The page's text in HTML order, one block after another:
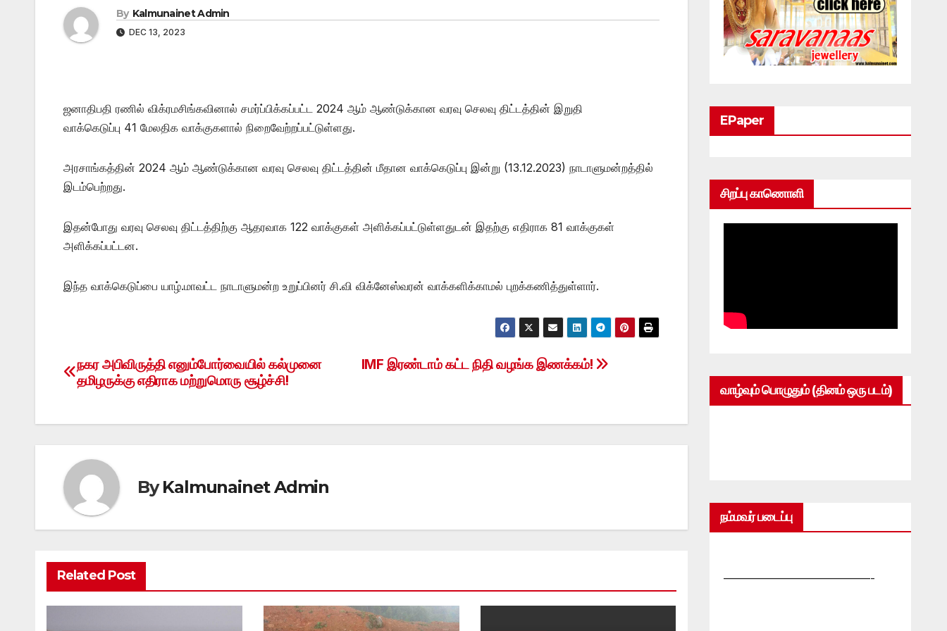
By Kalmunainet Admin
DEC 13, 2023
ஜனாதிபதி ரணில் விக்ரமசிங்கவினால் சமர்ப்பிக்கப்பட்ட 2024 ஆம் ஆண்டுக்கான வரவு செலவு திட்டத்தின் இறுதி
வாக்கெடுப்பு 41 மேலதிக வாக்குகளால் நிறைவேற்றப்பட்டுள்ளது.
அரசாங்கத்தின் 2024 ஆம் ஆண்டுக்கான வரவு செலவு திட்டத்தின் மீதான வாக்கெடுப்பு இன்று (13.12.2023) நாடாளுமன்றத்தில்
இடம்பெற்றது.
இதன்போது வரவு செலவு திட்டத்திற்கு ஆதரவாக 122 வாக்குகள் அளிக்கப்பட்டுள்ளதுடன் இதற்கு எதிராக 81 வாக்குகள்
அளிக்கப்பட்டன.
இந்த வாக்கெடுப்பை யாழ்.மாவட்ட நாடாளுமன்ற உறுப்பினர் சி.வி விக்னேஸ்வரன் வாக்களிக்காமல் புறக்கணித்துள்ளார்.
Post
navigation
IMF இரண்டாம் கட்ட நிதி வழங்க இணக்கம்!
நகர அபிவிருத்தி எனும்போர்வையில் கல்முனை
தமிழருக்கு எதிராக மற்றுமொரு சூழ்ச்சி!
ByKalmunainet Admin
Related Post
EPaper
சிறப்பு காணொளி
வாழ்வும் பொழுதும் (தினம் ஒரு படம்)
நம்மவர் படைப்பு
—————————————-